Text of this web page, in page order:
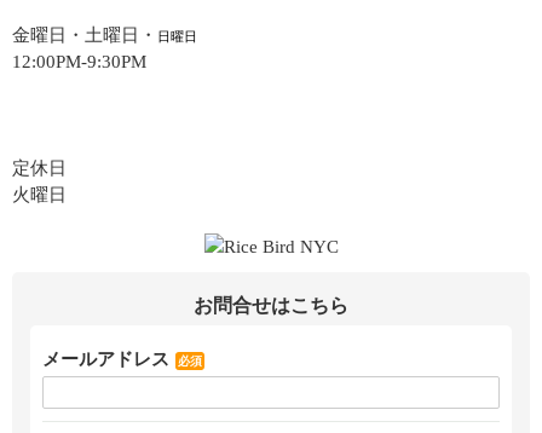
金曜日・土曜日・ 日曜日
12:00PM-9:30PM
定休日
火曜日
お問合せはこちら
メールアドレス 必須